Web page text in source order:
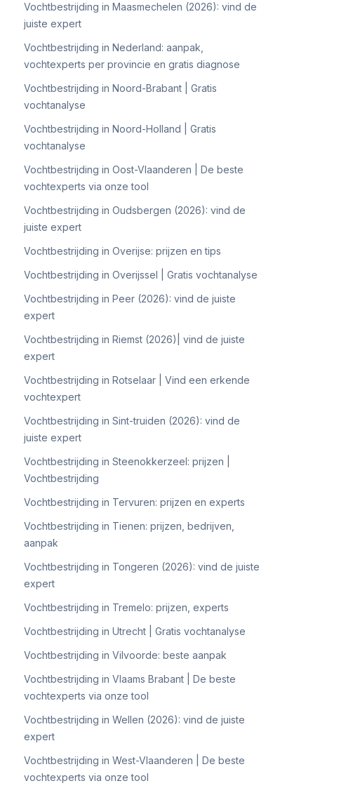
Vochtbestrijding in Maasmechelen (2026): vind de
juiste expert
Vochtbestrijding in Nederland: aanpak,
vochtexperts per provincie en gratis diagnose
Vochtbestrijding in Noord-Brabant | Gratis
vochtanalyse
Vochtbestrijding in Noord-Holland | Gratis
vochtanalyse
Vochtbestrijding in Oost-Vlaanderen | De beste
vochtexperts via onze tool
Vochtbestrijding in Oudsbergen (2026): vind de
juiste expert
Vochtbestrijding in Overijse: prijzen en tips
Vochtbestrijding in Overijssel | Gratis vochtanalyse
Vochtbestrijding in Peer (2026): vind de juiste
expert
Vochtbestrijding in Riemst (2026)| vind de juiste
expert
Vochtbestrijding in Rotselaar | Vind een erkende
vochtexpert
Vochtbestrijding in Sint-truiden (2026): vind de
juiste expert
Vochtbestrijding in Steenokkerzeel: prijzen |
Vochtbestrijding
Vochtbestrijding in Tervuren: prijzen en experts
Vochtbestrijding in Tienen: prijzen, bedrijven,
aanpak
Vochtbestrijding in Tongeren (2026): vind de juiste
expert
Vochtbestrijding in Tremelo: prijzen, experts
Vochtbestrijding in Utrecht | Gratis vochtanalyse
Vochtbestrijding in Vilvoorde: beste aanpak
Vochtbestrijding in Vlaams Brabant | De beste
vochtexperts via onze tool
Vochtbestrijding in Wellen (2026): vind de juiste
expert
Vochtbestrijding in West-Vlaanderen | De beste
vochtexperts via onze tool